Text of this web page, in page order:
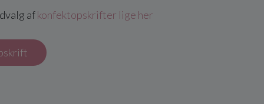
afkonfektopskrifter lige her